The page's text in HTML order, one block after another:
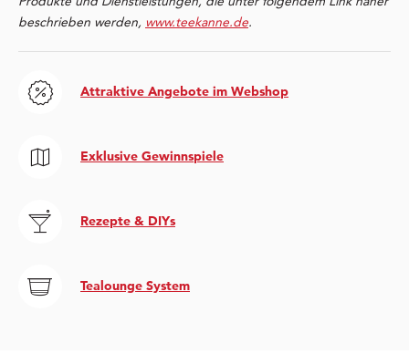
beschrieben werden, www.teekanne.de.
Attraktive Angebote im Webshop
Exklusive Gewinnspiele
Rezepte & DIYs
Tealounge System